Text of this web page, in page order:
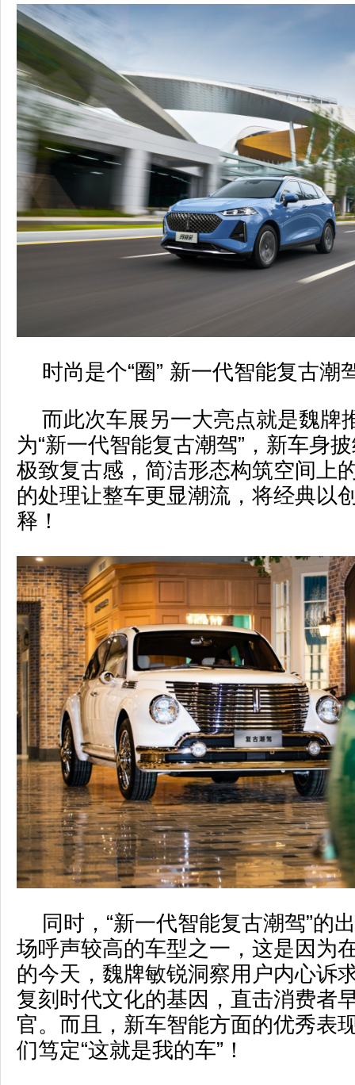
时尚是个“圈” 新一代智能复古潮
而此次车展另一大亮点就是魏牌
为“新一代智能复古潮驾”，新车身
极致复古感，简洁形态构筑空间上
的处理让整车更显潮流，将经典以
释！
同时，“新一代智能复古潮驾”的
场呼声较高的车型之一，这是因为
的今天，魏牌敏锐洞察用户内心诉
复刻时代文化的基因，直击消费者
官。而且，新车智能方面的优秀表
们笃定“这就是我的车”！